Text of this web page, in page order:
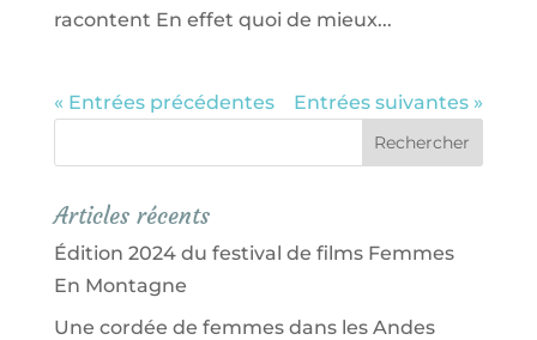
racontent En effet quoi de mieux...
« Entrées précédentes Entrées suivantes »
Articles récents
Édition 2024 du festival de films Femmes
En Montagne
Une cordée de femmes dans les Andes